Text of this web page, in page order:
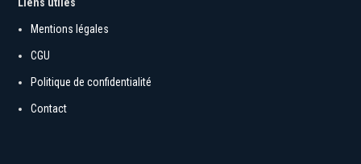
Mentions légales
Politique de confidentialité